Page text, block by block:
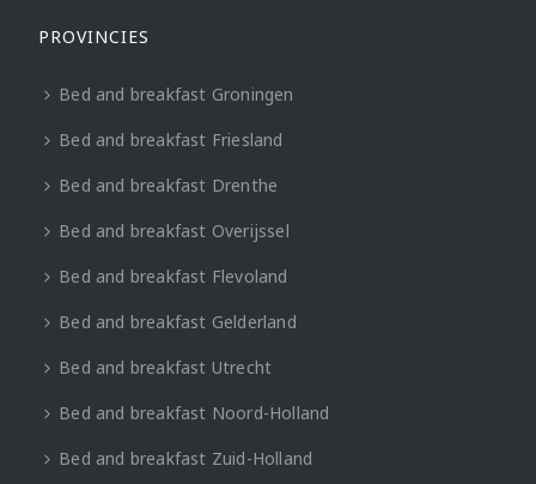
PROVINCIES
Bed and breakfast Groningen
Bed and breakfast Friesland
Bed and breakfast Drenthe
Bed and breakfast Overijssel
Bed and breakfast Flevoland
Bed and breakfast Gelderland
Bed and breakfast Utrecht
Bed and breakfast Noord-Holland
Bed and breakfast Zuid-Holland